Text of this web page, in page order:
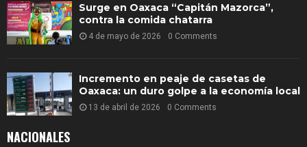
Surge en Oaxaca “Capitán Mazorca”,
contra la comida chatarra
4 de mayo de 2026 0 Comments
Incremento en peaje de casetas de
Oaxaca: un duro golpe a la economía local
13 de abril de 2026 0 Comments
NACIONALES